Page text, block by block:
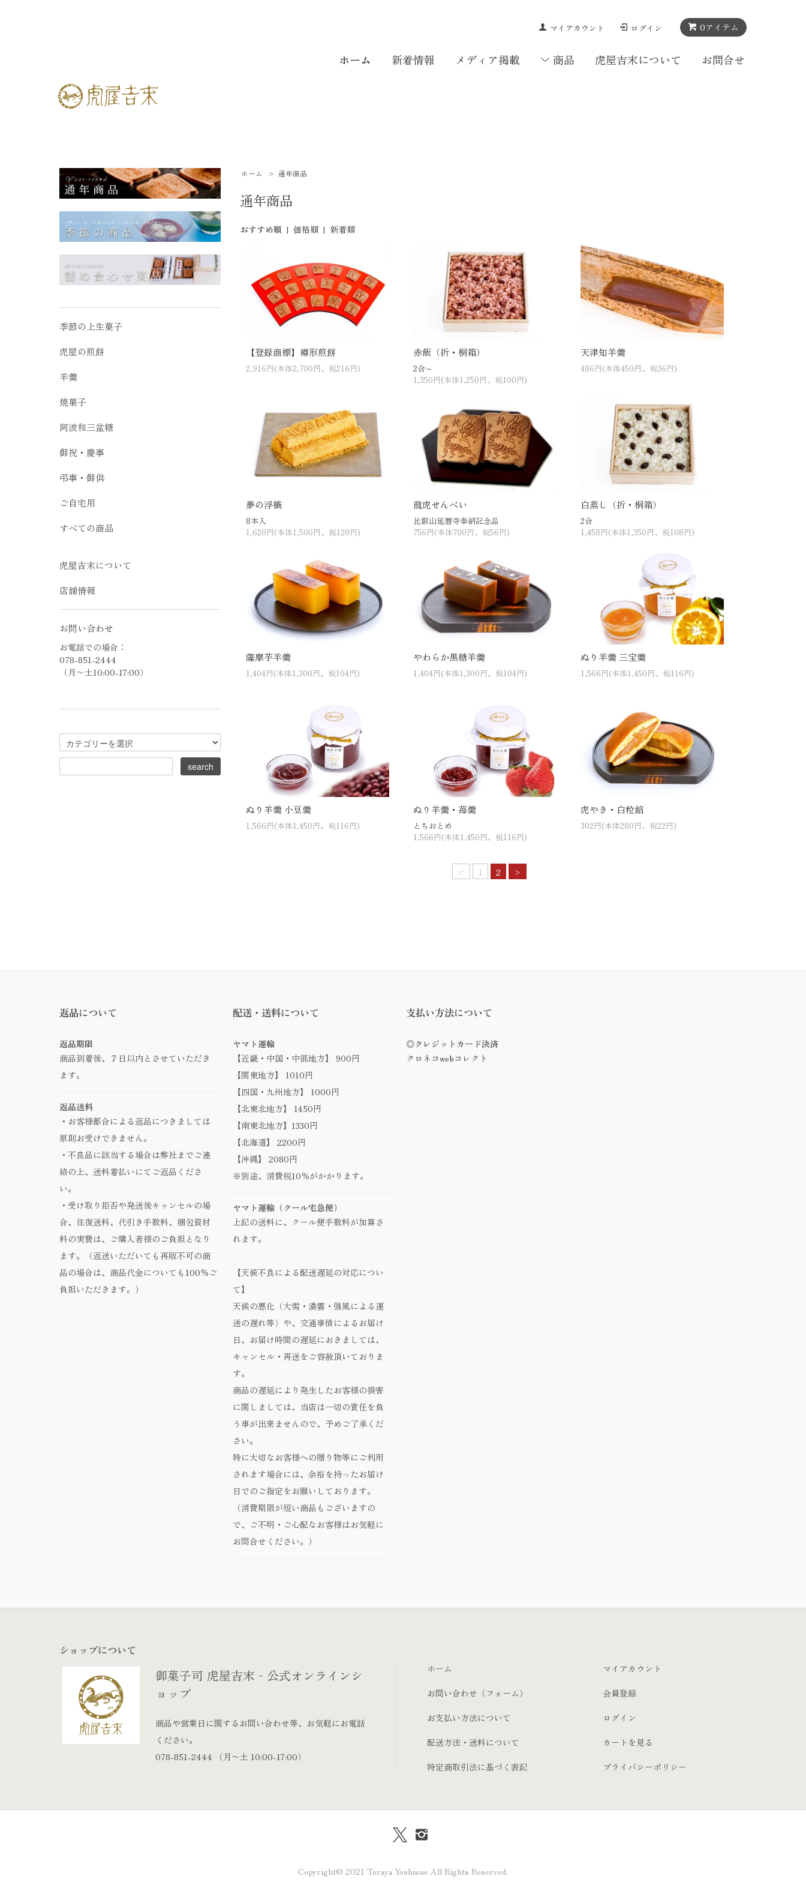
0アイテム
マイアカウント ログイン
ホーム 新着情報 メディア掲載 商品 虎屋吉末について お問合せ
ホーム > 通年商品
通年商品
おすすめ順| 価格順| 新着順
【登録商標】樽形煎餅
2,916円(本体2,700円、税216円)
赤飯（折・桐箱）
2合～
1,350円(本体1,250円、税100円)
天津知羊羹
486円(本体450円、税36円)
夢の浮橋
8本入
1,620円(本体1,500円、税120円)
龍虎せんべい
比叡山延暦寺奉納記念品
756円(本体700円、税56円)
白蒸し（折・桐箱）
2合
1,458円(本体1,350円、税108円)
薩摩芋羊羹
1,404円(本体1,300円、税104円)
やわらか黒糖羊羹
1,404円(本体1,300円、税104円)
ぬり羊羹 三宝羹
1,566円(本体1,450円、税116円)
ぬり羊羹 小豆羹
1,566円(本体1,450円、税116円)
ぬり羊羹・苺羹
とちおとめ
1,566円(本体1,450円、税116円)
虎やき・白粒餡
302円(本体280円、税22円)
< 1 2 >
季節の上生菓子
虎屋の煎餅
羊羹
焼菓子
阿波和三盆糖
御祝・慶事
弔事・御供
ご自宅用
すべての商品
虎屋吉末について
店舗情報
お問い合わせ
お電話での場合：
078-851-2444
（月〜土10:00-17:00）
返品について
返品期限
商品到着後、７日以内とさせていただき
ます。
返品送料
・お客様都合による返品につきましては
原則お受けできません。
・不良品に該当する場合は弊社までご連
絡の上、送料着払いにてご返品くださ
い。
・受け取り拒否や発送後キャンセルの場
合、往復送料、代引き手数料、梱包資材
料の実費は、ご購入者様のご負担となり
ます。（返送いただいても再販不可の商
品の場合は、商品代金についても100％ご
負担いただきます。）
配送・送料について
ヤマト運輸
【近畿・中国・中部地方】 900円
【関東地方】 1010円
【四国・九州地方】 1000円
【北東北地方】 1450円
【南東北地方】1330円
【北海道】 2200円
【沖縄】 2080円
※別途、消費税10％がかかります。
ヤマト運輸（クール宅急便）
上記の送料に、クール便手数料が加算さ
れます。
【天候不良による配送遅延の対応につい
て】
天候の悪化（大雪・濃霧・強風による運
送の遅れ等）や、交通事情によるお届け
日、お届け時間の遅延におきましては、
キャンセル・再送をご容赦頂いておりま
す。
商品の遅延により発生したお客様の損害
に関しましては、当店は一切の責任を負
う事が出来ませんので、予めご了承くだ
さい。
特に大切なお客様への贈り物等にご利用
されます場合には、余裕を持ったお届け
日でのご指定をお願いしております。
（消費期限が短い商品もございますの
で、ご不明・ご心配なお客様はお気軽に
お問合せください。）
支払い方法について
◎クレジットカード決済
クロネコwebコレクト
ショップについて
御菓子司 虎屋吉末‐公式オンラインシ
ョップ
商品や営業日に関するお問い合わせ等、お気軽にお電話
ください。
078-851-2444
（月〜土 10:00-17:00）
ホーム
お問い合わせ（フォーム）
お支払い方法について
配送方法・送料について
特定商取引法に基づく表記
マイアカウント
会員登録
ログイン
カートを見る
プライバシーポリシー
Copyright© 2021 Toraya Yoshisue All Rights Reserved.